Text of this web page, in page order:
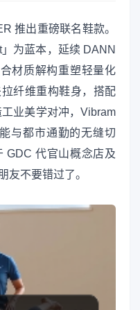
推出重磅联名鞋款。
为蓝本，延续 DANN
材质解构重塑轻量化
纤维重构鞋身，搭配
业美学对冲，Vibram
与都市通勤的无缝切
GDC 代官山概念店及
友不要错过了。